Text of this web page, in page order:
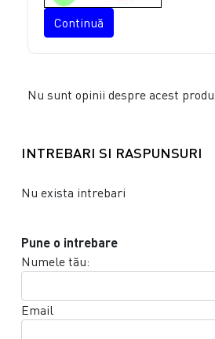
Continuă
Nu sunt opinii despre acest
INTREBARI SI RASPUNSURI
Nu exista intrebari
Pune o intrebare
Numele tău:
Email